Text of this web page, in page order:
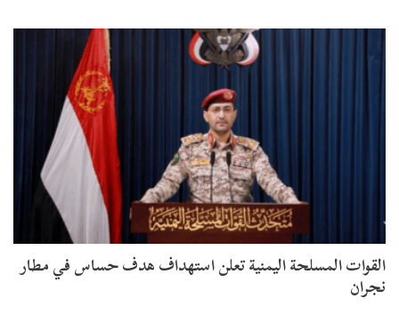
القوات المسلحة اليمنية تعلن استهداف هدف حساس في مطار
نجران